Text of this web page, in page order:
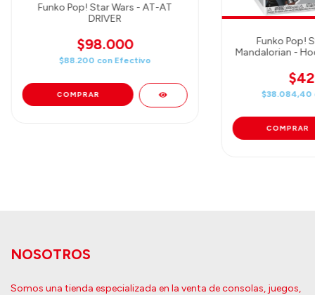
Funko Pop! Star Wars - AT-AT
DRIVER
$98.000
$88.200 con Efectivo
Funko Pop!
Mandalorian -
$38.084,40
NOSOTROS
Somos una tienda especializada en la venta de consolas, juegos,